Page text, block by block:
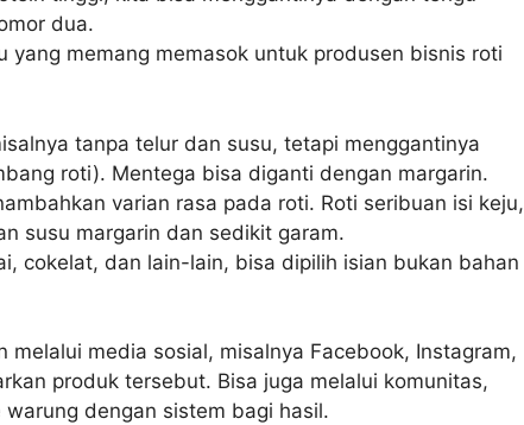
dua.
yang memang memasok untuk produsen bisnis roti
tanpa telur dan susu, tetapi menggantinya
roti). Mentega bisa diganti dengan margarin.
varian rasa pada roti. Roti seribuan isi keju,
susu margarin dan sedikit garam.
cokelat, dan lain-lain, bisa dipilih isian bukan bahan
melalui media sosial, misalnya Facebook, Instagram,
produk tersebut. Bisa juga melalui komunitas,
dengan sistem bagi hasil.